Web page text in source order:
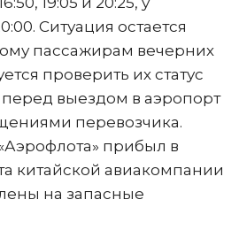
Ситуация остается
пассажирам вечерних
проверить их статус
выездом в аэропорт
перевозчика.
прибыл в
китайской авиакомпании
на запасные